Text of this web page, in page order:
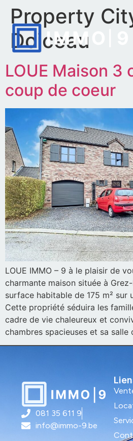
Property
Doiceau
LOUE Maison 3
coup de coeur
LOUE IMMO – 9 à le plaisir de
charmante maison située à
surface habitable de 175 m² sur
Cette propriété séduira les
cadre de vie chaleureux et
chambres spacieuses et sa
081 35 611 9
info@immo-9.be